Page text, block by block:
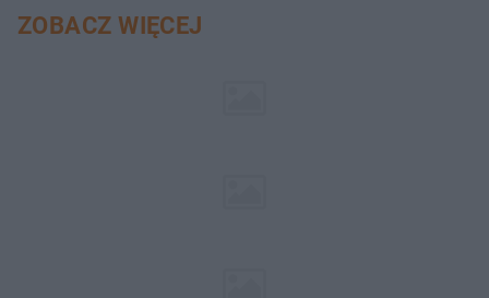
ZOBACZ WIĘCEJ